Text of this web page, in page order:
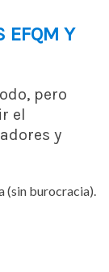
EFQM Y
pero
el
y
(sin burocracia).